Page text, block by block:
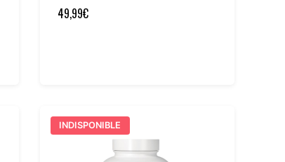
49,99€
INDISPONIBLE